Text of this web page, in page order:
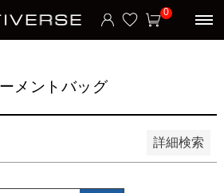
0
メントバッグ
詳細検索